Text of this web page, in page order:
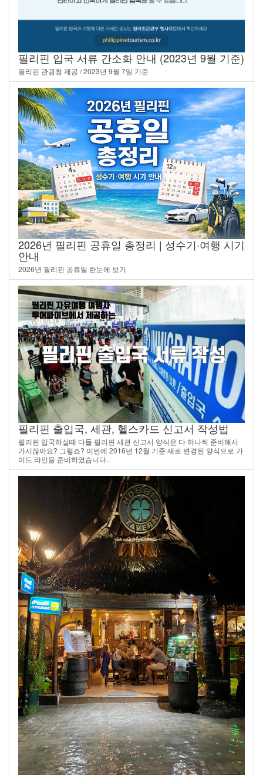
필리핀 입국 서류 간소화 안내 (2023년 9월 기준)
필리핀 관광청 제공 / 2023년 9월 7일 기준
2026년 필리핀 공휴일 총정리 | 성수기·여행 시기
안내
2026년 필리핀 공휴일 한눈에 보기
필리핀 출입국, 세관, 헬스카드 신고서 작성법
필리핀 입국하실때 다들 필리핀 세관 신고서 양식은 다 하나씩 준비해서
가시잖아요? 그렇죠? 이번에 2016년 12월 기준 새로 변경된 양식으로 가
이드 라인을 준비하였습니다..